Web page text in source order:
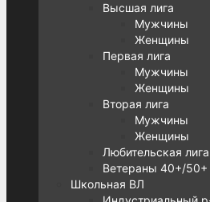
Высшая лига
Мужчины
Женщины
Первая лига
Мужчины
Женщины
Вторая лига
Мужчины
Женщины
Любительская
Ветераны 40+/50+
Школьная ВЛ